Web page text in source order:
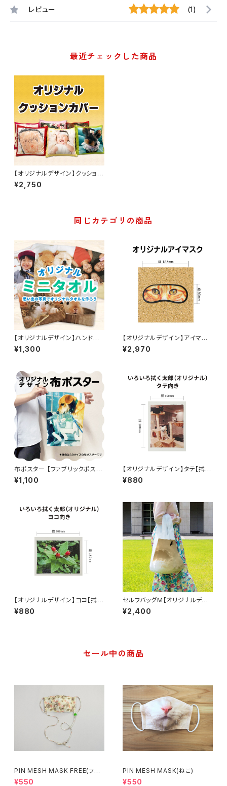
レビュー (1)
最近チェックした商品
【オリジナルデザイン】クッション
カバー
¥2,750
同じカテゴリの商品
【オリジナルデザイン】ハンドタ
オル
¥1,300
【オリジナルデザイン】アイマス
ク
¥2,970
布ポスター 【ファブリックポスタ
ー】オリジナルデザイン
¥1,100
【オリジナルデザイン】タテ【拭く
太郎】
¥880
【オリジナルデザイン】ヨコ【拭く
太郎】
¥880
セルフバッグM【オリジナルデザ
イン】
¥2,400
セール中の商品
PIN MESH MASK FREE(フラ
ワー八重)
¥550
PIN MESH MASK(ねこ)
¥550